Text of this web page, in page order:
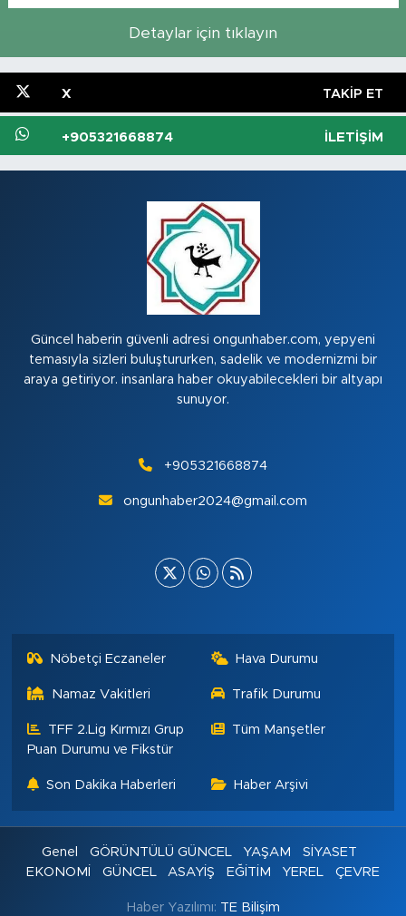
Detaylar için tıklayın
X TAKIP ET
+905321668874 İLETIŞIM
Güncel haberin güvenli adresi ongunhaber.com, yepyeni
temasıyla sizleri buluştururken, sadelik ve modernizmi bir
araya getiriyor. insanlara haber okuyabilecekleri bir altyapı
sunuyor.
+905321668874
ongunhaber2024@gmail.com
Nöbetçi Eczaneler Hava Durumu
Namaz Vakitleri Trafik Durumu
TFF 2.Lig Kırmızı Grup
Puan Durumu ve Fikstür
Tüm Manşetler
Son Dakika Haberleri Haber Arşivi
Genel GÖRÜNTÜLÜ GÜNCEL YAŞAM
SİYASET
EKONOMİ
GÜNCEL ASAYİŞ EĞİTİM YEREL ÇEVRE
Haber Yazılımı: TE Bilişim